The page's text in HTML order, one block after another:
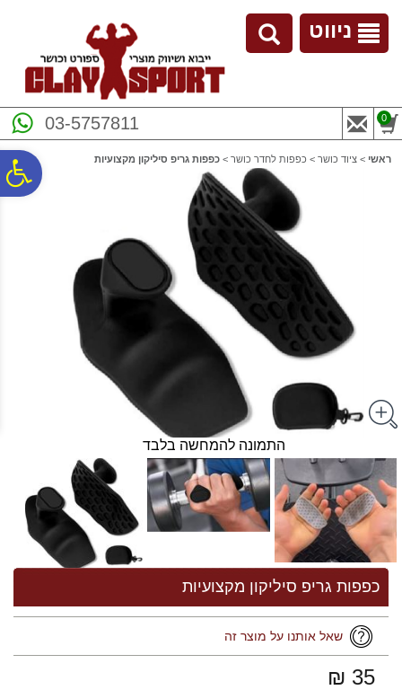
נגישות
ניווט
03-5757811 0
ראשי > ציוד כושר > כפפות לחדר כושר > כפפות גריפ סיליקון מקצועיות
התמונה להמחשה בלבד
כפפות גריפ סיליקון מקצועיות
שאל אותנו על מוצר זה
35 ₪